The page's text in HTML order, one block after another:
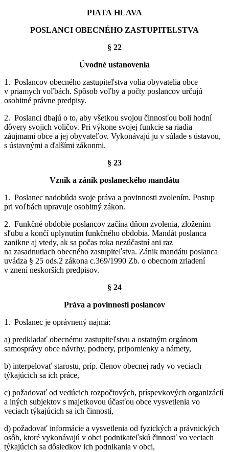
PIATA HLAVA
POSLANCI OBECNÉHO ZASTUPITELSTVA
§ 22
Úvodné ustanovenia
1. Poslancov obecného zastupiteľstva volia obyvatelia obce
v priamych voľbách. Spôsob voľby a počty poslancov určujú
osobitné právne predpisy.
2. Poslanci dbajú o to, aby všetkou svojou činnosťou boli hodní
dôvery svojich voličov. Pri výkone svojej funkcie sa riadia
záujmami obce a jej obyvateľov. Vykonávajú ju v súlade s ústavou,
s ústavnými a ďalšími zákonmi.
§ 23
Vznik a zánik poslaneckého mandátu
1. Poslanec nadobúda svoje práva a povinnosti zvolením. Postup
pri voľbách upravuje osobitný zákon.
2. Funkčné obdobie poslancov začína dňom zvolenia, zložením
sľubu a končí uplynutím funkčného obdobia. Mandát poslanca
zanikne aj vtedy, ak sa počas roka nezúčastní ani raz
na zasadnutiach obecného zastupiteľstva. Zánik mandátu poslanca
uvádza § 25 ods.2 zákona c.369/1990 Zb. o obecnom zriadení
v znení neskorších predpisov.
§ 24
Práva a povinnosti poslancov
1. Poslanec je oprávnený najmä:
a) predkladať obecnému zastupiteľstvu a ostatným orgánom
samosprávy obce návrhy, podnety, pripomienky a námety,
b) interpelovať starostu, príp. členov obecnej rady vo veciach
týkajúcich sa ich práce,
c) požadovať od vedúcich rozpočtových, príspevkových organizácií
a iných subjektov s majetkovou účasťou obce vysvetlenia vo
veciach týkajúcich sa ich činností,
d) požadovať informácie a vysvetlenia od fyzických a právnických
osôb, ktoré vykonávajú v obci podnikateľskú činnosť vo veciach
týkajúcich sa dôsledkov ich podnikania v obci,